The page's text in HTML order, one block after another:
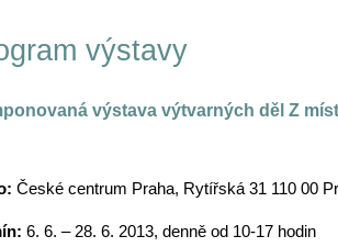
výstavy
výstava výtvarných děl Z
České centrum Praha, Rytířská 31 110 00
6. 6. – 28. 6. 2013, denně od 10-17 hodin